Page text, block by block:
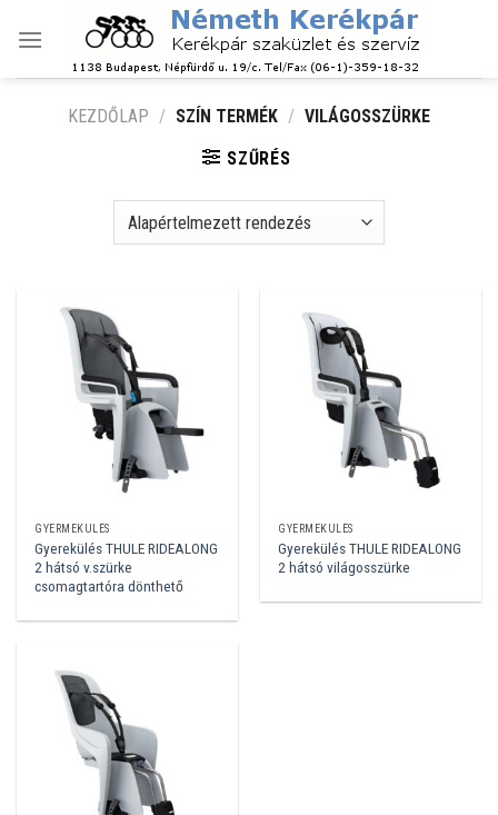
KEZDŐLAP / SZÍN TERMÉK / VILÁGOSSZÜRKE
SZŰRÉS
GYERMEKÜLÉS
Gyerekülés THULE RIDEALONG
2 hátsó v.szürke
csomagtartóra dönthető
GYERMEKÜLÉS
Gyerekülés THULE RIDEALONG
2 hátsó világosszürke